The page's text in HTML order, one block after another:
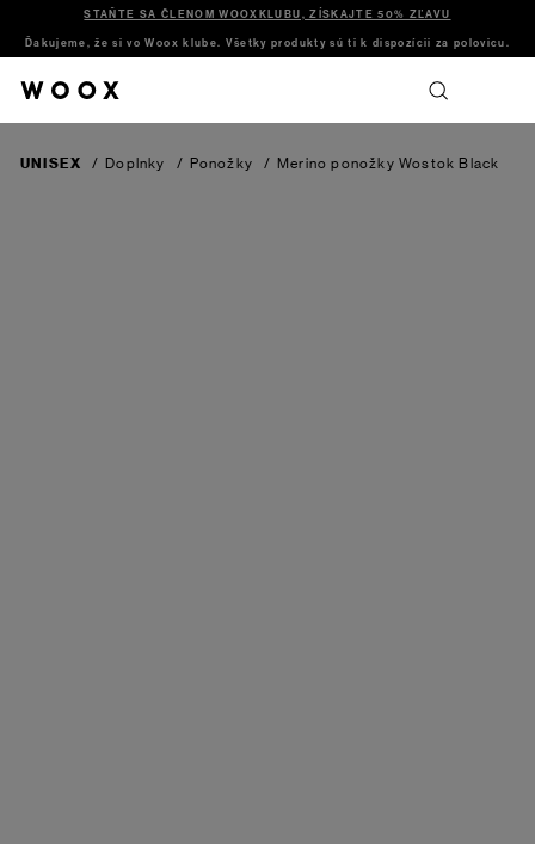
STAŇTE SA ČLENOM WOOXKLUBU, ZÍSKAJTE 50% ZĽAVU
Ďakujeme, že si vo Woox klube. Všetky produkty sú ti k dispozícii za polovicu.
UNISEX / Doplnky / Ponožky / Merino ponožky Wostok Black